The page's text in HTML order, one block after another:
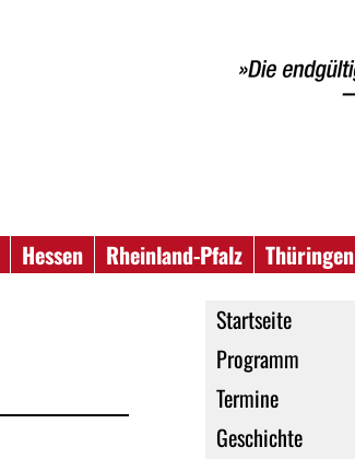
Hessen Rheinland-Pfalz
Thüringen
Startseite
Programm
Termine
Geschichte